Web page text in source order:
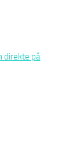
direkte på